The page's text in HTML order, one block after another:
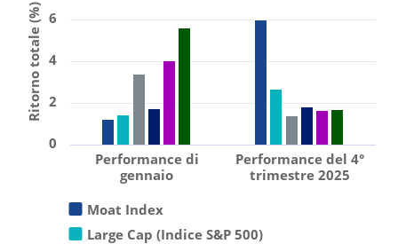
Ritorno totale (%)
Moat Index
Large Cap (Indice S&P 500)
Performance di
gennaio
Performance del 4°
trimestre 2025
0
2
4
6